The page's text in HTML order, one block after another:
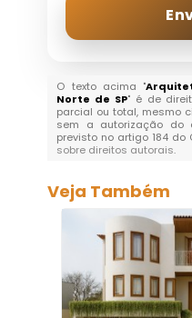
O texto acima "
Norte de SP" é de
parcial ou total, mesmo
sem a autorização do
previsto no artigo 184 do
sobre direitos autorais.
Veja Também